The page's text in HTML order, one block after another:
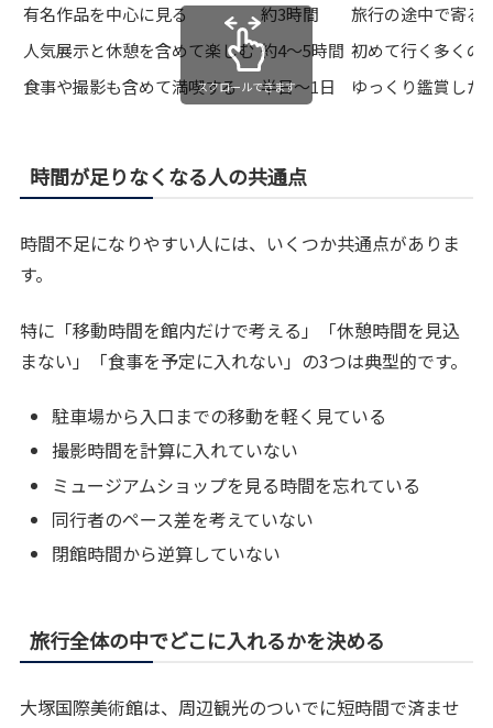
有名作品を中心に見る 約3時間
旅行の途中で寄る
人気展示と休憩を含めて楽しむ 約4〜5時間 初めて行く多くの
食事や撮影も含めて満喫する
半日〜1日 ゆっくり鑑賞した
スクロールできます
時間が足りなくなる人の共通点
時間不足になりやすい人には、いくつか共通点がありま
す。
特に「移動時間を館内だけで考える」「休憩時間を見込
まない」「食事を予定に入れない」の3つは典型的です。
駐車場から入口までの移動を軽く見ている
撮影時間を計算に入れていない
ミュージアムショップを見る時間を忘れている
同行者のペース差を考えていない
閉館時間から逆算していない
旅行全体の中でどこに入れるかを決める
大塚国際美術館は、周辺観光のついでに短時間で済ませ